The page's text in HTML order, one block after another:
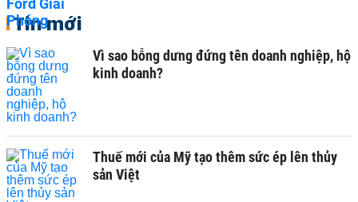
Tin mới
Vì sao bỗng dưng đứng tên doanh nghiệp, hộ
kinh doanh?
Thuế mới của Mỹ tạo thêm sức ép lên thủy
sản Việt